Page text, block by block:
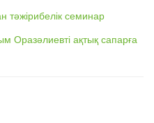
тәжірибелік семинар
ақтық сапарға